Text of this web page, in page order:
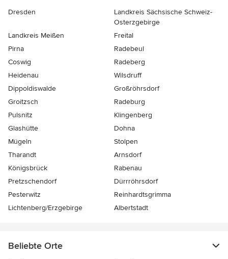
Dresden
Landkreis Sächsische Schweiz-
Osterzgebirge
Landkreis Meißen
Freital
Pirna
Radebeul
Coswig
Radeberg
Heidenau
Wilsdruff
Dippoldiswalde
Großröhrsdorf
Groitzsch
Radeburg
Pulsnitz
Klingenberg
Glashütte
Dohna
Mügeln
Stolpen
Tharandt
Arnsdorf
Königsbrück
Rabenau
Pretzschendorf
Dürrröhrsdorf
Pesterwitz
Reinhardtsgrimma
Lichtenberg/Erzgebirge
Albertstadt
Beliebte Orte